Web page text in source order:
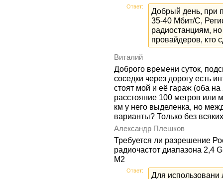
Ответ:
Добрый день, при
35-40 Мбит/С,
радиостанциям, но
провайдеров, кто
Виталий
Доброго времени суток,
соседки через дорогу есть
стоят мой и её гараж (оба
расстояние 100 метров или
км у него выделенка, но
варианты? Только без
Александр Плешков
Требуется ли разрешение
радиочастот диапазона 2,4
M2
Ответ:
Для использовани